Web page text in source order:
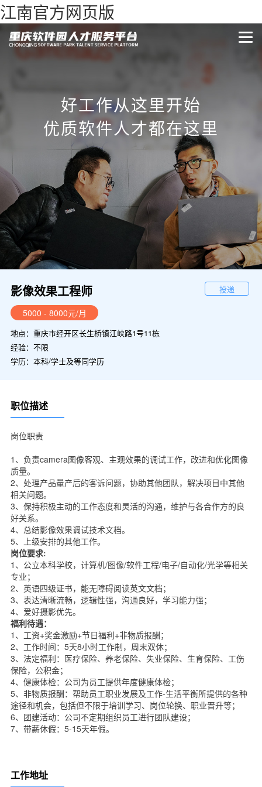
江南官方网页版
好工作从这里开始
优质软件人才都在这里
影像效果工程师
5000 - 8000元/月
地点：重庆市经开区长生桥镇江峡路1号11栋
经验：不限
学历：本科/学士及等同学历
投递
职位描述
岗位职责
1、负责camera图像客观、主观效果的调试工作，改进和优化图像
质量。
2、处理产品量产后的客诉问题，协助其他团队，解决项目中其他
相关问题。
3、保持积极主动的工作态度和灵活的沟通，维护与各合作方的良
好关系。
4、总结影像效果调试技术文档。
5、上级安排的其他工作。
岗位要求:
1、公立本科学校，计算机/图像/软件工程/电子/自动化/光学等相关
专业；
2、英语四级证书，能无障碍阅读英文文档；
3、表达清晰流畅，逻辑性强，沟通良好，学习能力强；
4、爱好摄影优先。
福利待遇：
1、工资+奖金激励+节日福利+非物质报酬；
2、工作时间：5天8小时工作制，周末双休；
3、法定福利：医疗保险、养老保险、失业保险、生育保险、工伤
保险，公积金；
4、健康体检：公司为员工提供年度健康体检；
5、非物质报酬：帮助员工职业发展及工作-生活平衡所提供的各种
途径和机会，包括但不限于培训学习、岗位轮换、职业晋升等；
6、团建活动：公司不定期组织员工进行团队建设；
7、带薪休假：5-15天年假。
工作地址